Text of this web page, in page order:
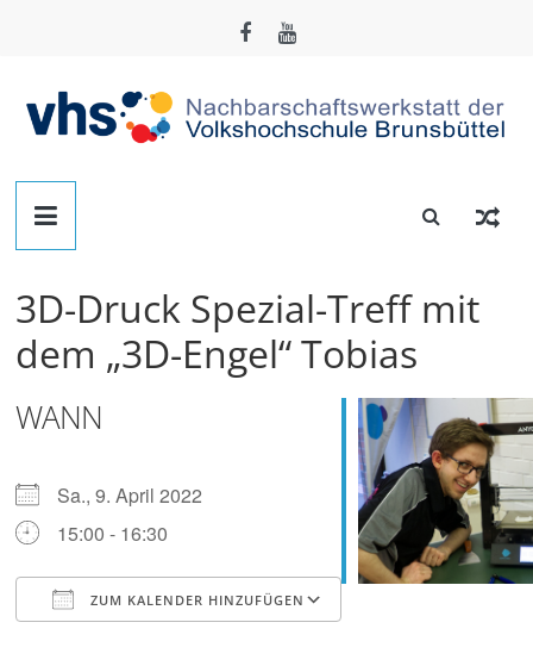
Nachbarschafts-
Werkstatt
Brunsbüttel
Treffpunkt
Tüfteln,
Digitalisieren
Klönen
3D-Druck Spezial-Treff mit
dem „3D-Engel“ Tobias
WANN
Sa., 9. April 2022
15:00 - 16:30
ZUM KALENDER HINZUFÜGEN